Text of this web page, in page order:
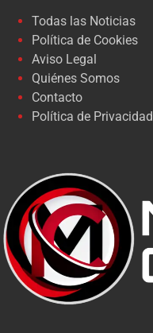
Todas las Noticias
Política de Cookies
Aviso Legal
Quiénes Somos
Contacto
Política de Privacidad